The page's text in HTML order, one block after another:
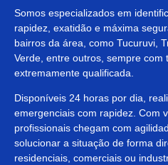
Somos especializados em
rapidez, exatidão e máxima
bairros da área, como Tucuruvi,
Verde, entre outros, sempre
extremamente qualificada.
Disponíveis 24 horas por dia,
emergenciais com rapidez. Com
profissionais chegam com
solucionar a situação de forma
residenciais, comerciais ou